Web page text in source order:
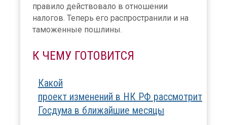
правило действовало в отношении
налогов. Теперь его распространили и на
таможенные пошлины.
К ЧЕМУ ГОТОВИТСЯ
Какой
проект изменений в НК РФ рассмотрит
Госдума в ближайшие месяцы